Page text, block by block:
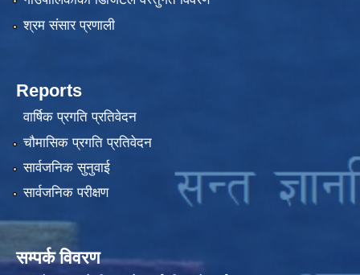
श्रम संसार प्रणाली
Reports
वार्षिक प्रगति प्रतिवेदन
चौमासिक प्रगति प्रतिवेदन
सार्वजनिक सुनुवाई
सार्वजनिक परीक्षण
सम्पर्क विवरण